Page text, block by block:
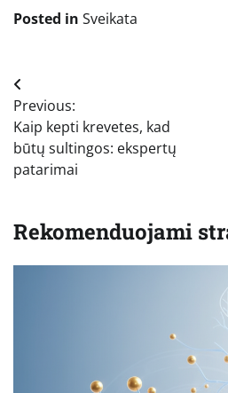
Posted in Sveikata
Navigacija
tarp
įrašų
Previous:
Kaip kepti krevetes, kad
būtų sultingos: ekspertų
patarimai
Rekomenduojami